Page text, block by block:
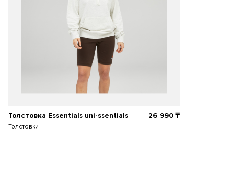
Толстовка Essentials uni-ssentials
Толстовки
26 990₸